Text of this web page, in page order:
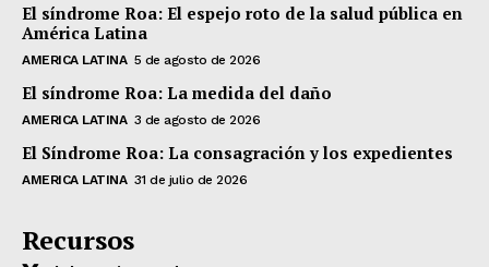
El síndrome Roa: El espejo roto de la salud pública en
América Latina
AMERICA LATINA 5 de agosto de 2026
El síndrome Roa: La medida del daño
AMERICA LATINA 3 de agosto de 2026
El Síndrome Roa: La consagración y los expedientes
AMERICA LATINA 31 de julio de 2026
Recursos